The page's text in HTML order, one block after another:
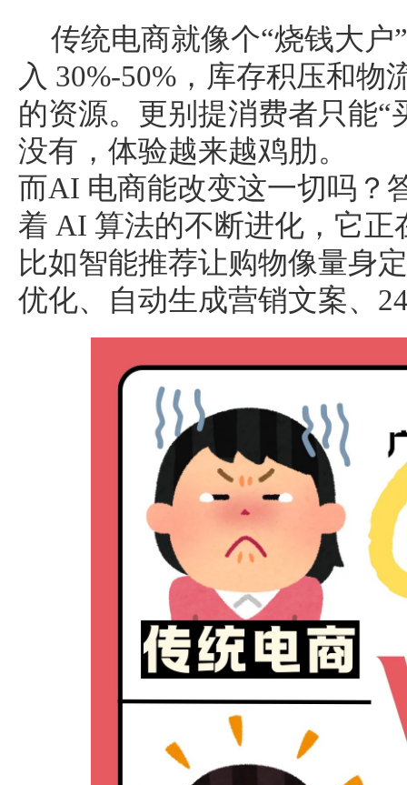
传统电商就像个“烧钱大
入 30%-50%，库存积压和物
的资源。更别提消费者只能“
没有，体验越来越鸡肋。
而AI 电商能改变这一切吗？
着 AI 算法的不断进化，它正
比如智能推荐让购物像量身
优化、自动生成营销文案、